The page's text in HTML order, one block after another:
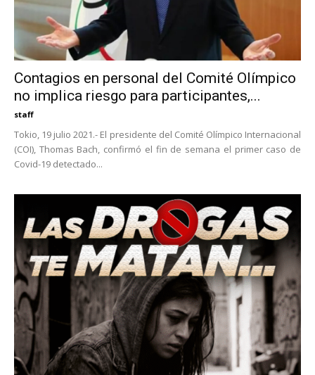
Contagios en personal del Comité Olímpico
no implica riesgo para participantes,...
staff
Tokio, 19 julio 2021.- El presidente del Comité Olímpico Internacional
(COI), Thomas Bach, confirmó el fin de semana el primer caso de
Covid-19 detectado...